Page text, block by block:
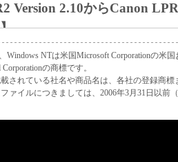
し、下記(2)または(3)により
存続します。
は、「本ソフトウェア」お
を廃棄および消去すること
させることができます。
Version 2.10からCanon
接続時に「エラー時リトライ
た。
続時NetSpotJobMonitorでス
Windows NTは米国Microsoft Corporationの米
の商標です。
されている社名や商品名は、各社の登録商標
ァイルにつきましては、2006年3月31日以